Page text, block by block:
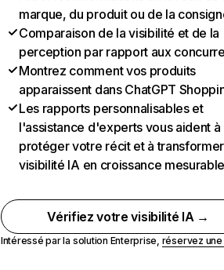
marque, du produit ou de la
Comparaison de la visibilité et de la
perception par rapport aux
Montrez comment vos produits
apparaissent dans ChatGPT
Les rapports personnalisables et
l'assistance d'experts vous aident à
protéger votre récit et à
visibilité IA en croissance
Vérifiez votre visibilité IA →
Intéressé par la solution Enterprise, réservez